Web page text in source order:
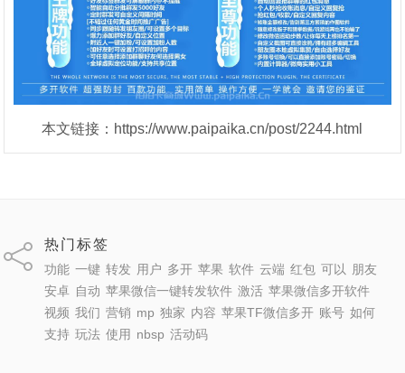
本文链接：https://www.paipaika.cn/post/2244.html
热门标签
功能 一键 转发 用户 多开 苹果 软件 云端 红包 可以 朋友
安卓 自动 苹果微信一键转发软件 激活 苹果微信多开软件
视频 我们 营销 mp 独家 内容 苹果TF微信多开 账号 如何
支持 玩法 使用 nbsp 活动码